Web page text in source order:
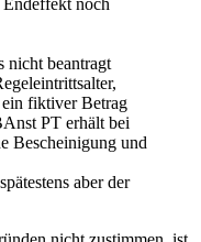
nicht beantragt
fiktiver Betrag
PT erhält bei
Bescheinigung und
aber der